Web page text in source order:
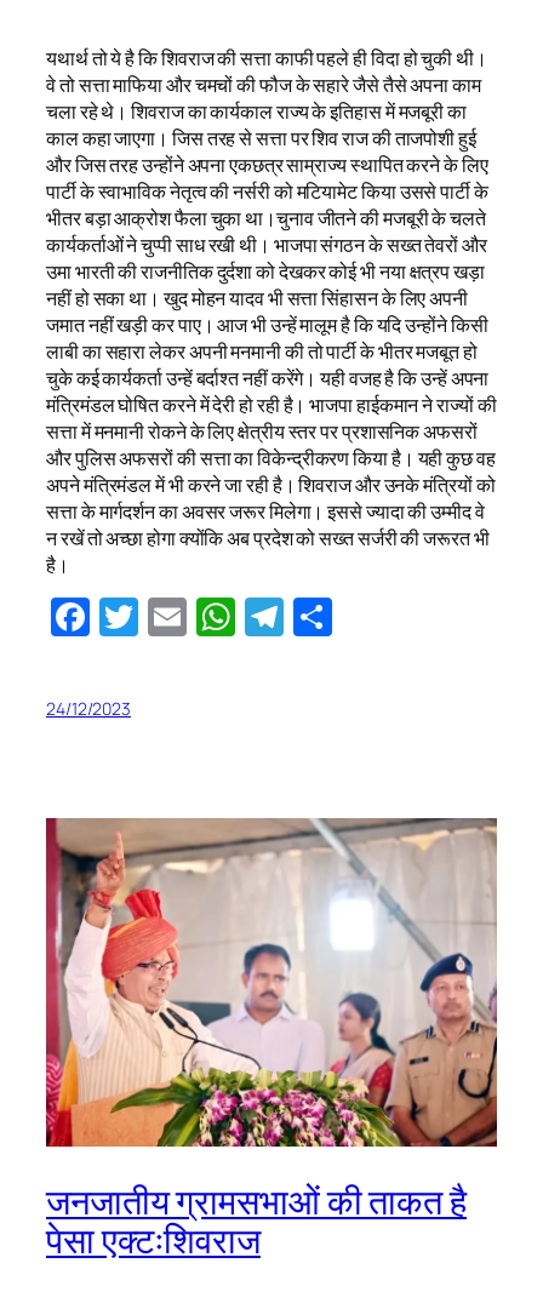
यथार्थ तो ये है कि शिवराज की सत्ता काफी पहले ही विदा हो चुकी थी।
वे तो सत्ता माफिया और चमचों की फौज के सहारे जैसे तैसे अपना काम
चला रहे थे। शिवराज का कार्यकाल राज्य के इतिहास में मजबूरी का
काल कहा जाएगा। जिस तरह से सत्ता पर शिव राज की ताजपोशी हुई
और जिस तरह उन्होंने अपना एकछत्र साम्राज्य स्थापित करने के लिए
पार्टी के स्वाभाविक नेतृत्व की नर्सरी को मटियामेट किया उससे पार्टी के
भीतर बड़ा आक्रोश फैला चुका था।चुनाव जीतने की मजबूरी के चलते
कार्यकर्ताओं ने चुप्पी साध रखी थी। भाजपा संगठन के सख्त तेवरों और
उमा भारती की राजनीतिक दुर्दशा को देखकर कोई भी नया क्षत्रप खड़ा
नहीं हो सका था। खुद मोहन यादव भी सत्ता सिंहासन के लिए अपनी
जमात नहीं खड़ी कर पाए। आज भी उन्हें मालूम है कि यदि उन्होंने किसी
लाबी का सहारा लेकर अपनी मनमानी की तो पार्टी के भीतर मजबूत हो
चुके कई कार्यकर्ता उन्हें बर्दाश्त नहीं करेंगे। यही वजह है कि उन्हें अपना
मंत्रिमंडल घोषित करने में देरी हो रही है। भाजपा हाईकमान ने राज्यों की
सत्ता में मनमानी रोकने के लिए क्षेत्रीय स्तर पर प्रशासनिक अफसरों
और पुलिस अफसरों की सत्ता का विकेन्द्रीकरण किया है। यही कुछ वह
अपने मंत्रिमंडल में भी करने जा रही है। शिवराज और उनके मंत्रियों को
सत्ता के मार्गदर्शन का अवसर जरूर मिलेगा। इससे ज्यादा की उम्मीद वे
न रखें तो अच्छा होगा क्योंकि अब प्रदेश को सख्त सर्जरी की जरूरत भी
है।
Facebook
Twitter
EmailWhatsApp
Telegram
24/12/2023
जनजातीय ग्रामसभाओं की ताकत है
पेसा एक्टःशिवराज